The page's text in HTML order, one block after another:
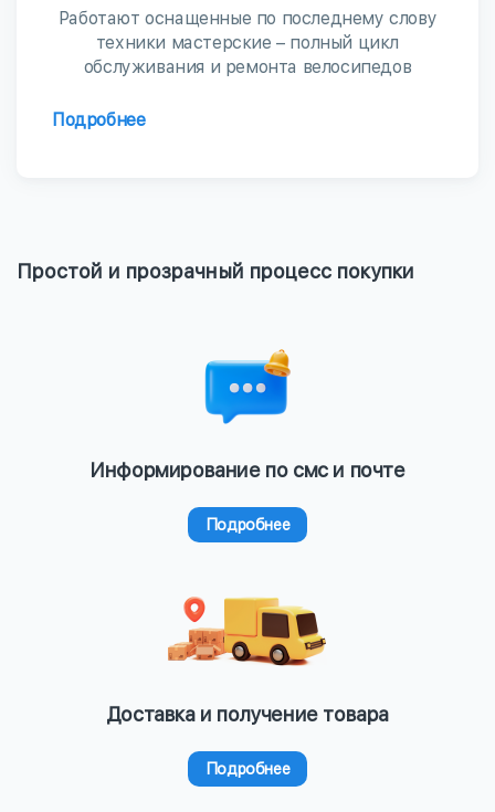
Работают оснащенные по последнему слову
техники мастерские – полный цикл
обслуживания и ремонта велосипедов
Подробнее
Простой и прозрачный процесс покупки
Информирование по смс и почте
Подробнее
Доставка и получение товара
Подробнее